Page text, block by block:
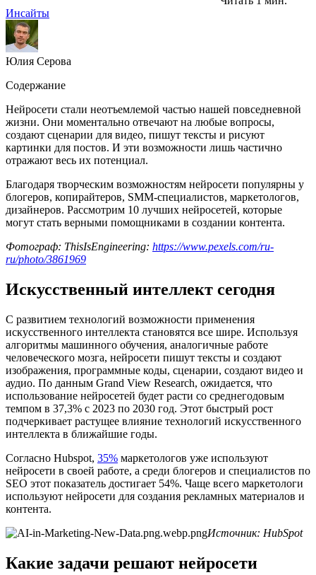
Инсайты
Юлия Серова
Содержание
Нейросети стали неотъемлемой частью нашей повседневной
жизни. Они моментально отвечают на любые вопросы,
создают сценарии для видео, пишут тексты и рисуют
картинки для постов. И эти возможности лишь частично
отражают весь их потенциал.
Благодаря творческим возможностям нейросети популярны у
блогеров, копирайтеров, SMM-специалистов, маркетологов,
дизайнеров. Рассмотрим 10 лучших нейросетей, которые
могут стать верными помощниками в создании контента.
Фотограф: ThisIsEngineering: https://www.pexels.com/ru-
ru/photo/3861969
Искусственный интеллект сегодня
С развитием технологий возможности применения
искусственного интеллекта становятся все шире. Используя
алгоритмы машинного обучения, аналогичные работе
человеческого мозга, нейросети пишут тексты и создают
изображения, программные коды, сценарии, создают видео и
аудио. По данным Grand View Research, ожидается, что
использование нейросетей будет расти со среднегодовым
темпом в 37,3% с 2023 по 2030 год. Этот быстрый рост
подчеркивает растущее влияние технологий искусственного
интеллекта в ближайшие годы.
Согласно Hubspot, 35% маркетологов уже используют
нейросети в своей работе, а среди блогеров и специалистов по
SEO этот показатель достигает 54%. Чаще всего маркетологи
используют нейросети для создания рекламных материалов и
контента.
Источник: HubSpot
Какие задачи решают нейросети